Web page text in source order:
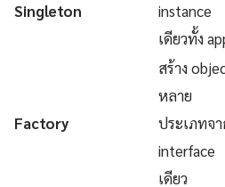
Singleton
instance
เดียวทั้ง
Factory
สร้าง
หลาย
ประเภทจ
interface
เดียว